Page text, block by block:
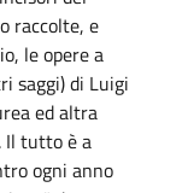
raccolte, e
le opere a
saggi) di Luigi
ed altra
Il tutto è a
ogni anno